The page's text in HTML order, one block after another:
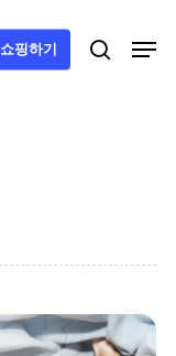
쇼핑하기 search